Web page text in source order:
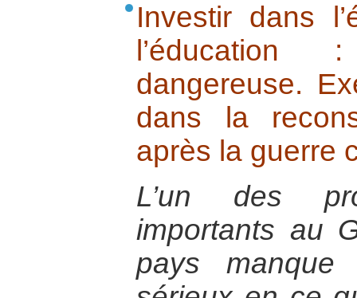
Investir dans
dangereuse.
dans la
après la guerre
L’un des
importants au
pays manque